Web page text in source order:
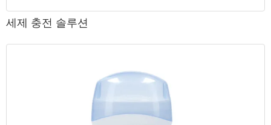
세제 충전 솔루션